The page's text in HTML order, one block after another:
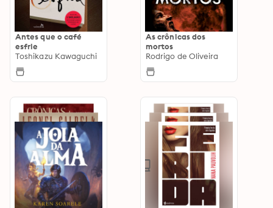
Antes que o café
esfrie
Toshikazu Kawaguchi
As crônicas dos
mortos
Rodrigo de Oliveira